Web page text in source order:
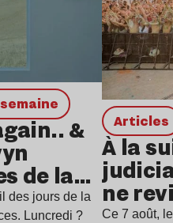
&
de la
des jours de la
Luncredi ?
Articles
À la
ne
Ce 7 août,